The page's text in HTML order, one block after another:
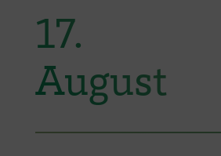
17.
August